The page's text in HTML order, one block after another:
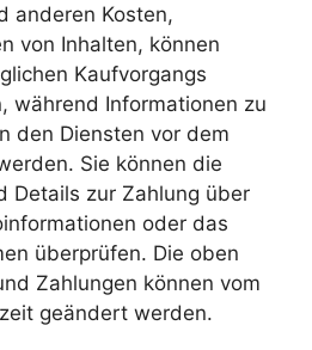
anderen Kosten,
von Inhalten, können
Kaufvorgangs
während Informationen zu
den Diensten vor dem
Sie können die
Details zur Zahlung über
oder das
überprüfen. Die oben
Zahlungen können vom
geändert werden.